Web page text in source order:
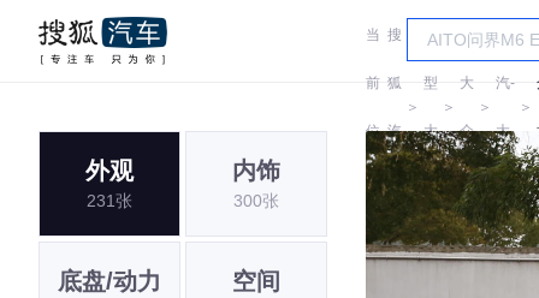
当
前
位
置:
搜
狐
汽
＞
车
型
大
全
＞
大
众
＞
一
汽-
大
众
＞
外观
231张
内饰
300张
底盘/动力 空间